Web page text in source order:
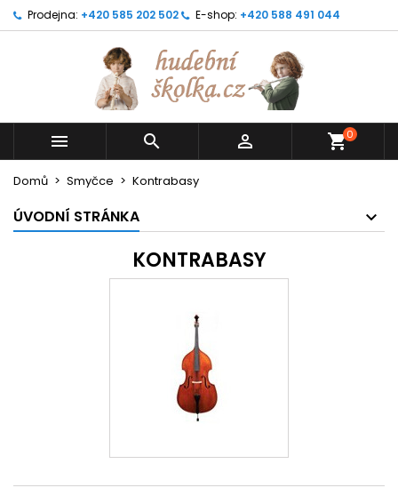
Prodejna: +420 585 202 502 E-shop: +420 588 491 044
   shopping_cart0
Domů Smyčce Kontrabasy
ÚVODNÍ STRÁNKA
KONTRABASY